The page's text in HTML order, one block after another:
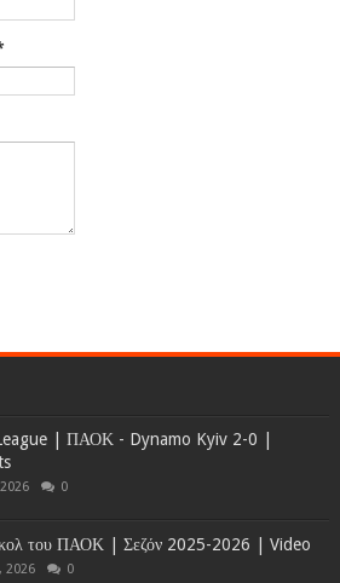
| ΠΑΟΚ - Dynamo Kyiv 2-0 |
0
του ΠΑΟΚ | Σεζόν 2025-2026 | Video
2026 0